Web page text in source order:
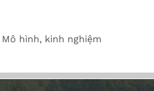
Mô hình, kinh nghiệm